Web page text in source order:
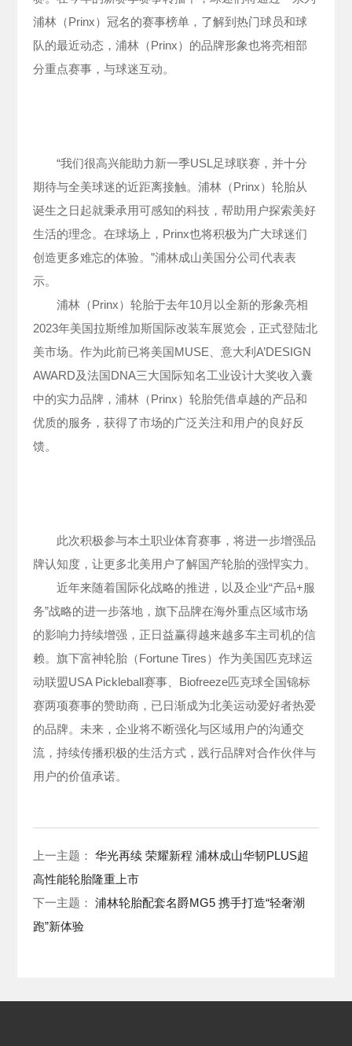
浦林（Prinx）冠名的赛事榜单，了解到热门球员和球
队的最近动态，浦林（Prinx）的品牌形象也将亮相部
分重点赛事，与球迷互动。
“我们很高兴能助力新一季USL足球联赛，并十分
期待与全美球迷的近距离接触。浦林（Prinx）轮胎从
诞生之日起就秉承用可感知的科技，帮助用户探索美好
生活的理念。在球场上，Prinx也将积极为广大球迷们
创造更多难忘的体验。”浦林成山美国分公司代表表
示。
浦林（Prinx）轮胎于去年10月以全新的形象亮相
2023年美国拉斯维加斯国际改装车展览会，正式登陆北
美市场。作为此前已将美国MUSE、意大利A’DESIGN
AWARD及法国DNA三大国际知名工业设计大奖收入囊
中的实力品牌，浦林（Prinx）轮胎凭借卓越的产品和
优质的服务，获得了市场的广泛关注和用户的良好反
馈。
此次积极参与本土职业体育赛事，将进一步增强品
牌认知度，让更多北美用户了解国产轮胎的强悍实力。
近年来随着国际化战略的推进，以及企业“产品+服
务”战略的进一步落地，旗下品牌在海外重点区域市场
的影响力持续增强，正日益赢得越来越多车主司机的信
赖。旗下富神轮胎（Fortune Tires）作为美国匹克球运
动联盟USA Pickleball赛事、Biofreeze匹克球全国锦标
赛两项赛事的赞助商，已日渐成为北美运动爱好者热爱
的品牌。未来，企业将不断强化与区域用户的沟通交
流，持续传播积极的生活方式，践行品牌对合作伙伴与
用户的价值承诺。
上一主题：华光再续 荣耀新程 浦林成山华韧PLUS超
高性能轮胎隆重上市
下一主题：浦林轮胎配套名爵MG5 携手打造“轻奢潮
跑”新体验